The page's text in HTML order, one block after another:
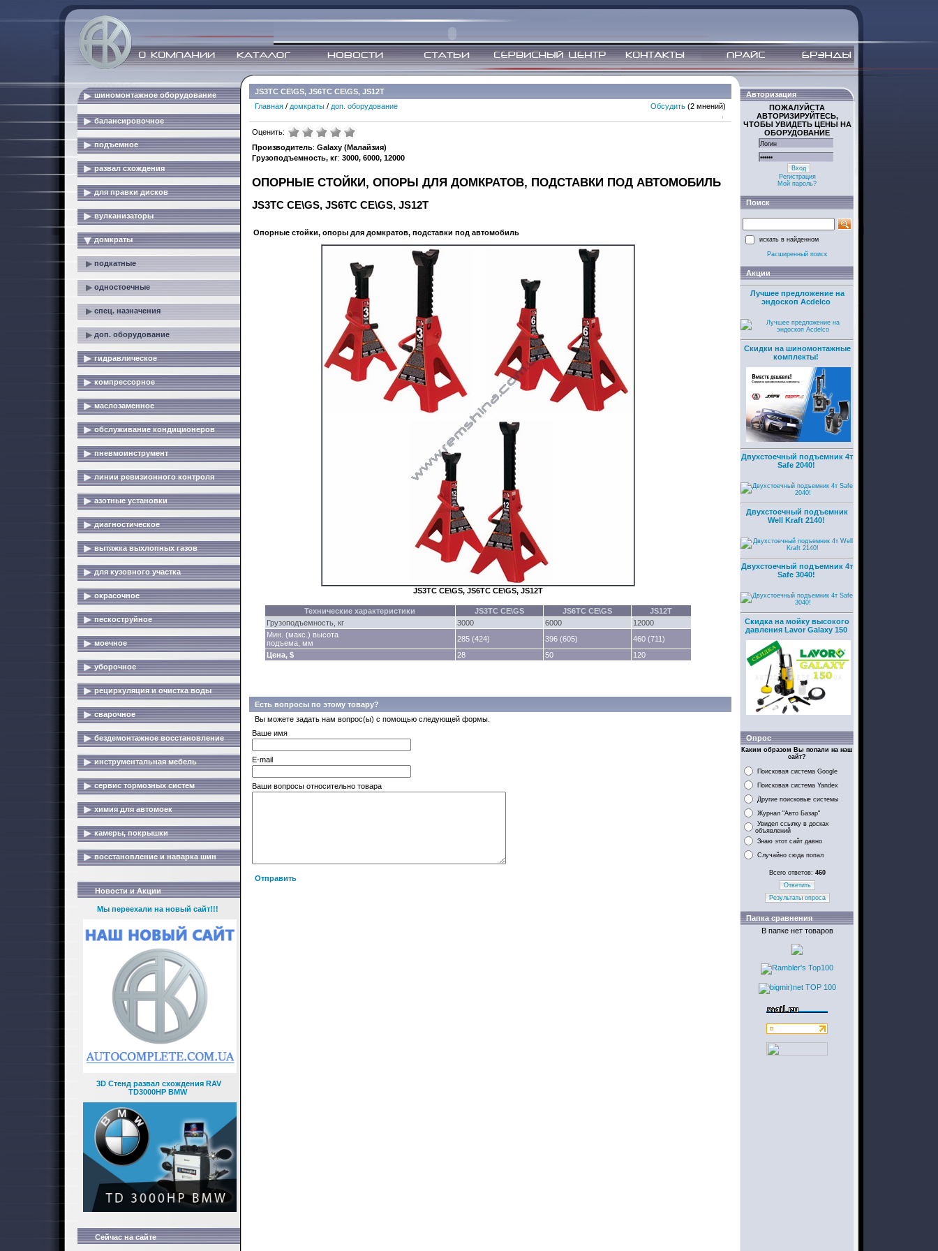
шиномонтажное оборудование
балансировочное
подъемное
развал схождения
для правки дисков
вулканизаторы
домкраты
подкатные
одностоечные
спец. назначения
доп. оборудование
гидравлическое
компрессорное
маслозаменное
обслуживание кондиционеров
пневмоинструмент
линии ревизионного контроля
азотные установки
диагностическое
вытяжка выхлопных газов
для кузовного участка
окрасочное
пескоструйное
моечное
уборочное
рециркуляция и очистка воды
сварочное
бездемонтажное восстановление
инструментальная мебель
сервис тормозных систем
химия для автомоек
камеры, покрышки
восстановление и наварка шин
Новости и Акции
Мы переехали на новый сайт!!!
3D Стенд развал схождения RAV
TD3000HP BMW
Сейчас на сайте
JS3TC CE\GS, JS6TC CE\GS, JS12T
Обсудить (2 мнений)
Главная / домкраты / доп. оборудование
Оценить:
Производитель: Galaxy (Малайзия)
Грузоподъемность, кг: 3000, 6000, 12000
ОПОРНЫЕ СТОЙКИ, ОПОРЫ ДЛЯ ДОМКРАТОВ, ПОДСТАВКИ ПОД АВТОМОБИЛЬ
JS3TC CE\GS, JS6TC CE\GS, JS12T
Опорные стойки, опоры для домкратов, подставки под автомобиль
JS3TC CE\GS, JS6TC CE\GS, JS12T
Технические характеристики JS3TC CE\GS JS6TC CE\GS
JS12T
Грузоподъемность, кг
3000 6000
12000
Мин. (макс.) высота
подъема, мм
285 (424) 396 (605)
460 (711)
Цена, $
28 50 120
Есть вопросы по этому товару?
Вы можете задать нам вопрос(ы) с помощью следующей формы.
Ваше имя
E-mail
Ваши вопросы относительно товара
Отправить
Авторизация
ПОЖАЛУЙСТА
АВТОРИЗИРУЙТЕСЬ,
ЧТОБЫ УВИДЕТЬ ЦЕНЫ НА
ОБОРУДОВАНИЕ
Вход
Регистрация
Мой пароль?
Поиск
искать в найденном
Расширенный поиск
Акции
Лучшее предложение на
эндоскоп Acdelco
Скидки на шиномонтажные
комплекты!
Двухстоечный подъемник 4т
Safe 2040!
Двухстоечный подъемник
Well Kraft 2140!
Двухстоечный подъемник 4т
Safe 3040!
Скидка на мойку высокого
давления Lavor Galaxy 150
Опрос
Каким образом Вы попали на наш
сайт?
Поисковая система Google
Поисковая система Yandex
Другие поисковые системы
Журнал "Авто Базар"
Увидел ссылку в досках
объявлений
Знаю этот сайт давно
Случайно сюда попал
Всего ответов: 460
Ответить
Результаты опроса
Папка сравнения
В папке нет товаров